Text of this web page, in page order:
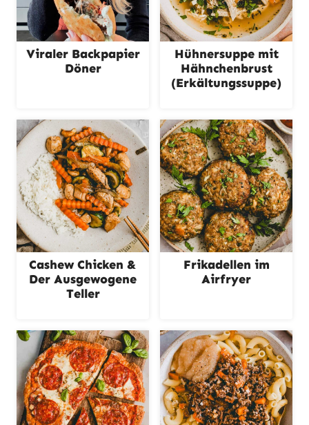
Viraler Backpapier
Döner
Hühnersuppe mit
Hähnchenbrust
(Erkältungssuppe)
Cashew Chicken &
Der Ausgewogene
Teller
Frikadellen im
Airfryer